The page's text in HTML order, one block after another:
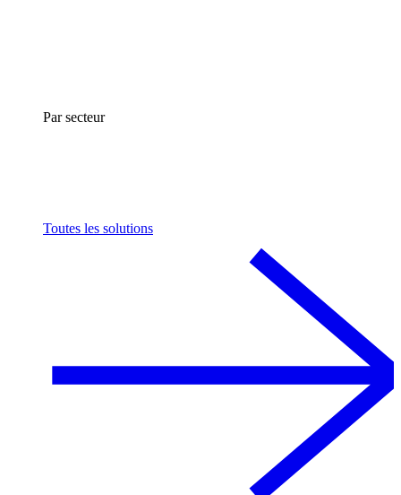
Par secteur
Toutes les solutions